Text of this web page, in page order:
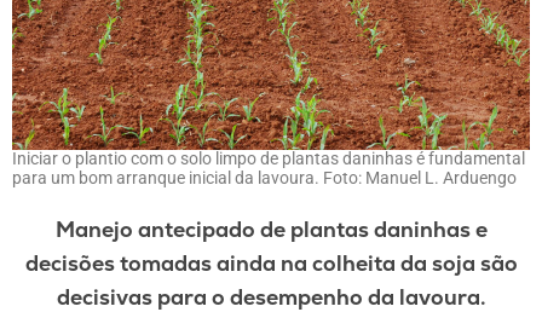
Iniciar o plantio com o solo limpo de plantas daninhas é fundamental
para um bom arranque inicial da lavoura. Foto: Manuel L. Arduengo
Manejo antecipado de plantas daninhas e
decisões tomadas ainda na colheita da soja são
decisivas para o desempenho da lavoura.